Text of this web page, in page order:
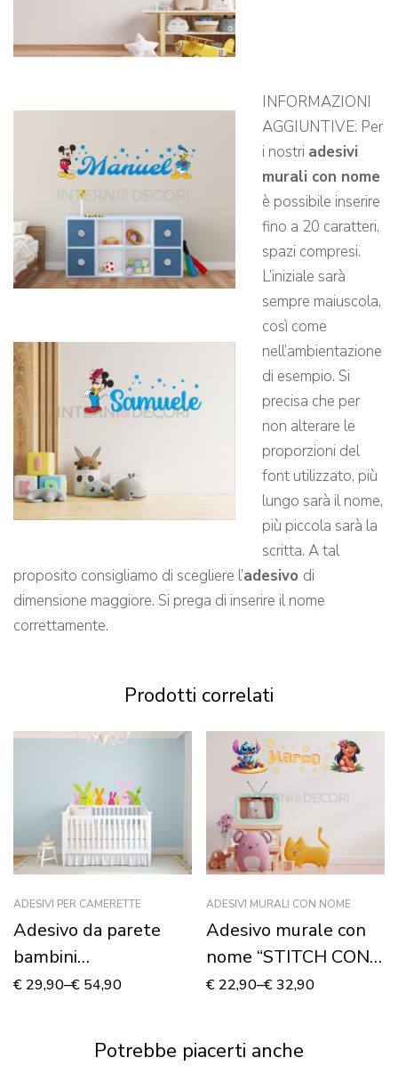
INFORMAZIONI
AGGIUNTIVE: Per
i nostri adesivi
murali con nome
è possibile inserire
fino a 20 caratteri,
spazi compresi.
L’iniziale sarà
sempre maiuscola,
così come
nell’ambientazione
di esempio. Si
precisa che per
non alterare le
proporzioni del
font utilizzato, più
lungo sarà il nome,
più piccola sarà la
scritta. A tal
proposito consigliamo di scegliere l’adesivo di
dimensione maggiore. Si prega di inserire il nome
correttamente.
Prodotti correlati
ADESIVI PER CAMERETTE
Adesivo da parete
bambini
“CONIGLIETTI
€ 29,90–€ 54,90
ADESIVI MURALI CON NOME
Adesivo murale con
nome “STITCH CON
CHITARRA”
€ 22,90–€32,90
Potrebbe piacerti anche